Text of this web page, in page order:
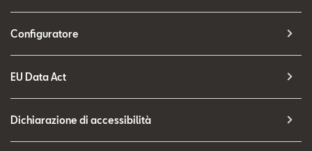
Configuratore
EU Data Act
Dichiarazione di accessibilità